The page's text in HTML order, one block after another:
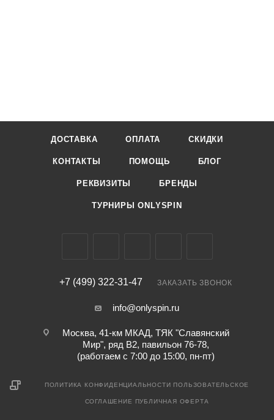
ДОСТАВКА ОПЛАТА СКИДКИ
КОНТАКТЫ ПОМОЩЬ БЛОГ
РЕКВИЗИТЫ БРЕНДЫ
ТУРНИРЫ ONLYSPIN
+7 (499) 322-31-47 ЗАКАЗАТЬ ЗВОНОК
info@onlyspin.ru
Москва, 41-км МКАД, ТЯК "Славянский
Мир", ряд В2, павильон 76-78,
(работаем с 7:00 до 15:00, пн-пт)
ПОЛИТИКА КОНФИДЕНЦИАЛЬНОСТИ ПОЛЬЗОВАТЕЛЬСКОЕ
СОГЛАШЕНИЕ ПУБЛИЧНАЯ ОФЕРТА